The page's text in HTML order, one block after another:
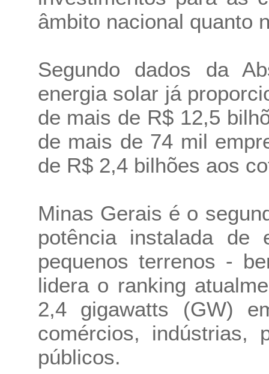
âmbito nacional quanto
Segundo dados da
energia solar já
de mais de R$ 12,5
de mais de 74 mil
de R$ 2,4 bilhões aos
Minas Gerais é o
potência instalada de
pequenos terrenos -
lidera o ranking
2,4 gigawatts (GW)
comércios, indústrias,
públicos.